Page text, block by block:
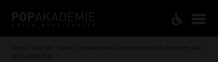
Home / Über uns / News / Popakademie Alumnus neuer Vice President A&R
bei Chapter One